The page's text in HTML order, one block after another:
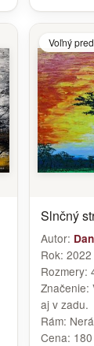
Voľný
Slnčný
Autor:
Rok: 2022
Rozmery:
Značenie:
aj v zadu.
Rám:
Cena: